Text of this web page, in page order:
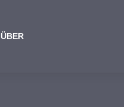
ÜBER